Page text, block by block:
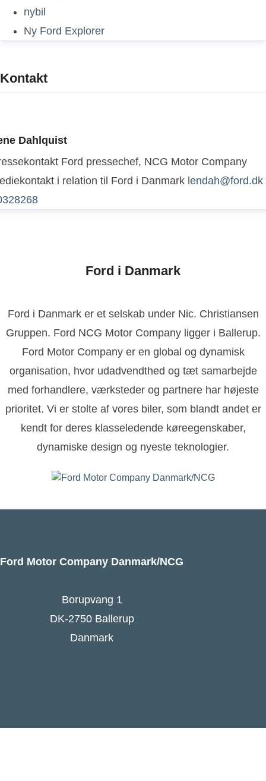
nybil
Ny Ford Explorer
Kontakt
Dahlquist
Ford pressechef, NCG Motor Company
i relation til Ford i Danmark lendah@ford.dk
Ford i Danmark
Ford i Danmark er et selskab under Nic. Christiansen
Gruppen. Ford NCG Motor Company ligger i Ballerup.
Ford Motor Company er en global og dynamisk
organisation, hvor udadvendthed og tæt samarbejde
med forhandlere, værksteder og partnere har højeste
prioritet. Vi er stolte af vores biler, som blandt andet er
kendt for deres klasseledende køreegenskaber,
dynamiske design og nyeste teknologier.
Ford Motor Company Danmark/NCG
Borupvang 1
DK-2750 Ballerup
Danmark